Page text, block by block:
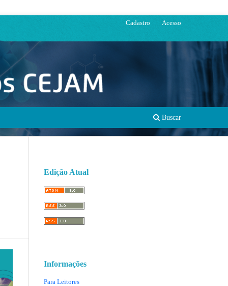
Buscar
Cadastro Acesso
Edição Atual
Informações
Para Leitores